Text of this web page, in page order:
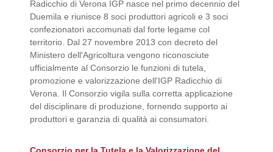
Radicchio di Verona IGP nasce nel primo decennio del
Duemila e riunisce 8 soci produttori agricoli e 3 soci
confezionatori accomunati dal forte legame col
territorio. Dal 27 novembre 2013 con decreto del
Ministero dell'Agricoltura vengono riconosciute
ufficialmente al Consorzio le funzioni di tutela,
promozione e valorizzazione dell'IGP Radicchio di
Verona. Il Consorzio vigila sulla corretta applicazione
del disciplinare di produzione, fornendo supporto ai
produttori e garanzia di qualità ai consumatori.